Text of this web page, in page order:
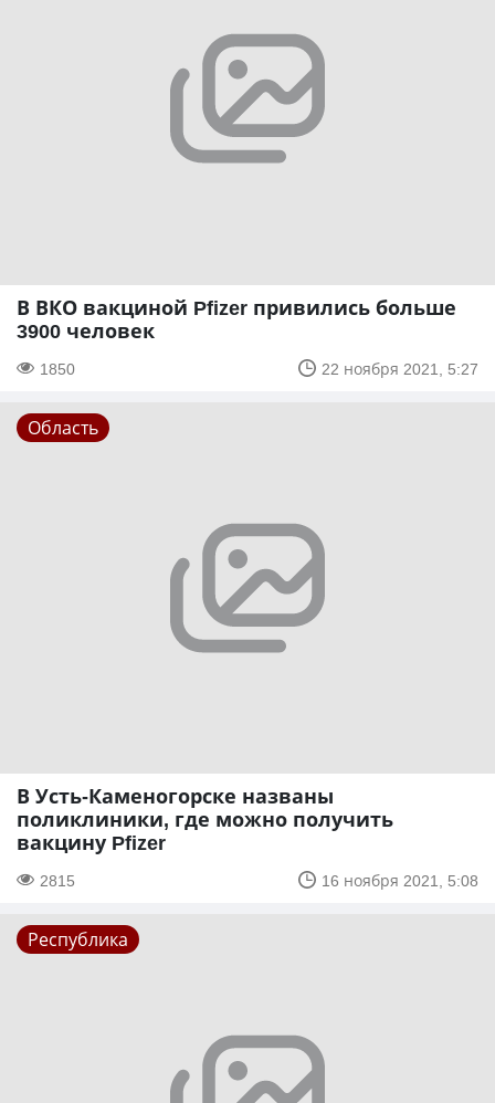
В ВКО вакциной Pfizer привились больше
3900 человек
1850 22 ноября 2021, 5:27
Область
В Усть-Каменогорске названы
поликлиники, где можно получить
вакцину Pfizer
2815 16 ноября 2021, 5:08
Республика